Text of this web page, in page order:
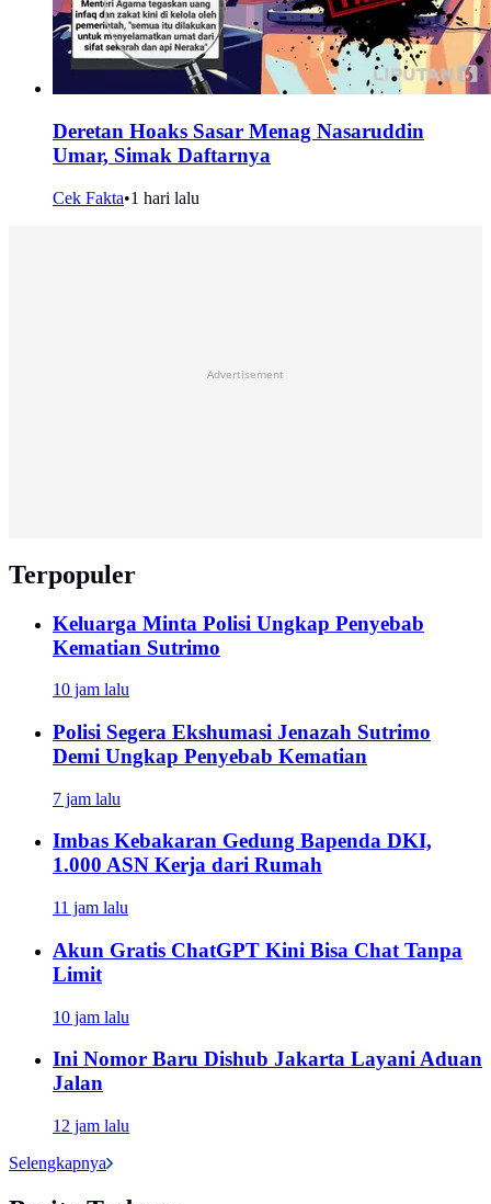
Deretan Hoaks Sasar Menag Nasaruddin
Umar, Simak Daftarnya
Cek Fakta•1 hari lalu
Advertisement
Terpopuler
Keluarga Minta Polisi Ungkap Penyebab
Kematian Sutrimo
10 jam lalu
Polisi Segera Ekshumasi Jenazah Sutrimo
Demi Ungkap Penyebab Kematian
7 jam lalu
Imbas Kebakaran Gedung Bapenda DKI,
1.000 ASN Kerja dari Rumah
11 jam lalu
Akun Gratis ChatGPT Kini Bisa Chat Tanpa
Limit
10 jam lalu
Ini Nomor Baru Dishub Jakarta Layani Aduan
Jalan
12 jam lalu
Selengkapnya